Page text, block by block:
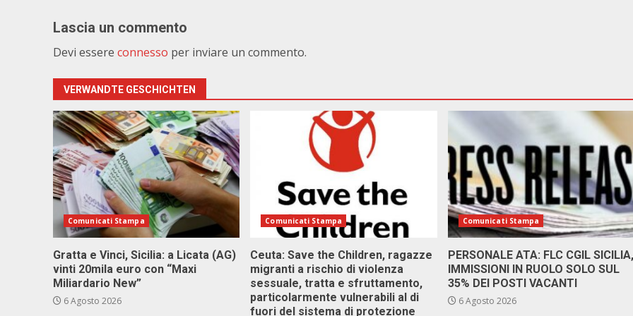
Lascia un commento
Devi essere connesso per inviare un commento.
VERWANDTE GESCHICHTEN
Comunicati Stampa
Gratta e Vinci, Sicilia: a Licata (AG)
vinti 20mila euro con “Maxi
Miliardario New”
6 Agosto 2026
Comunicati Stampa
Ceuta: Save the Children, ragazze
migranti a rischio di violenza
sessuale, tratta e sfruttamento,
particolarmente vulnerabili al di
fuori del sistema di protezione
Comunicati Stampa
PERSONALE ATA: FLC CGIL SICILIA,
IMMISSIONI IN RUOLO SOLO SUL
35% DEI POSTI VACANTI
6 Agosto 2026